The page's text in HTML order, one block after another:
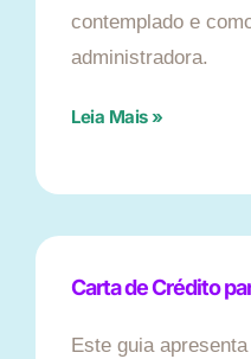
contemplado e
administradora.
Leia Mais »
Carta de Crédito
Este guia